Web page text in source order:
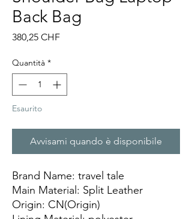
Back Bag
380,25 CHFPrezzo
Quantità *
Esaurito
Avvisami quando è disponibile
Brand Name: travel tale
Main Material: Split Leather
Origin: CN(Origin)